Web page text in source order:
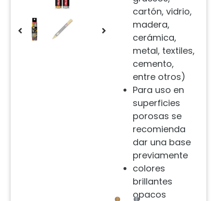
cartón, vidrio,
madera,
cerámica,
metal, textiles,
cemento,
entre otros)
Para uso en
superficies
porosas se
recomienda
dar una base
previamente
colores
brillantes
opacos